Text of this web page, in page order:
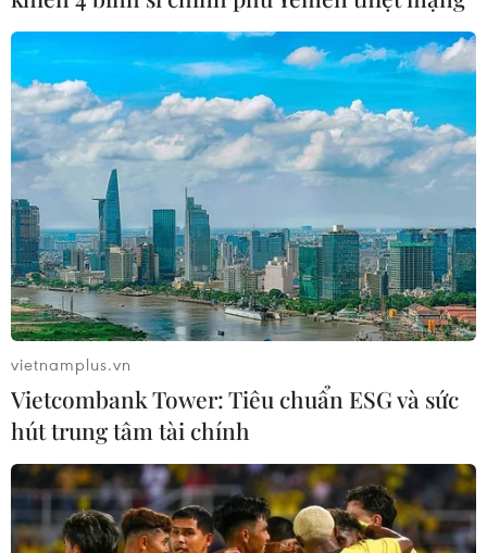
vietnamplus.vn
Vietcombank Tower: Tiêu chuẩn ESG và sức
hút trung tâm tài chính